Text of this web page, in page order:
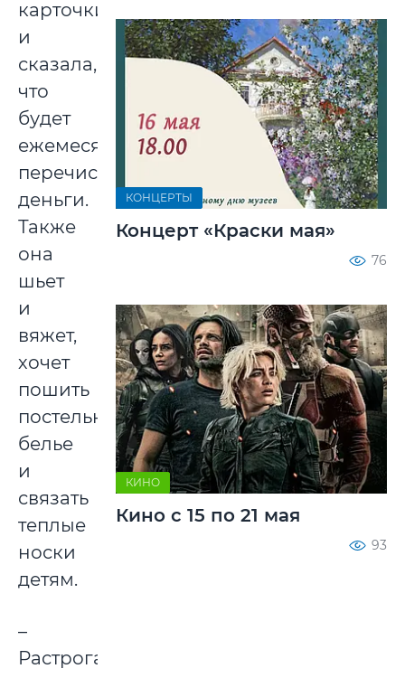
карточки
и
сказала,
что
будет
ежемесячно
перечислять
деньги.
Также
она
шьет
и
вяжет,
хочет
пошить
постельное
белье
и
связать
теплые
носки
детям.
–
Растрогала
КОНЦЕРТЫ
Концерт «Краски мая»
76
КИНО
Кино с 15 по 21 мая
93